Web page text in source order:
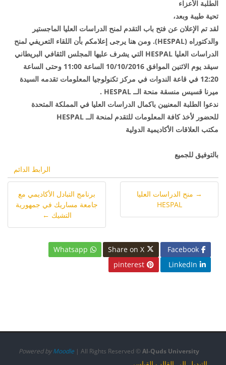
الطلبة الأعزاء
تحية طيبة وبعد،
لقد تم الإعلان عن فتح باب التقدم لمنح الدراسات العليا الماجستير
والدكتوراه (HESPAL). ومن هنا يرجى إعلامكم بأن اللقاء التعريفي لمنح
الدراسات العليا HESPAL التي يشرف عليها المجلس الثقافي البريطاني
سيقد يوم الاثنين الموافق 10/10/2016 الساعة 11:00 وحتى الساعة
12:20 في قاعة الندوات في مركز تكنولوجيا المعلومات تقدمه السيدة
ميرنا قسيس منسقة منحة الــ HESPAL .
ندعوا الطلبة المعنيين باكمال الدراسات العليا في المملكة المتحدة
للحضور لأخذ كافة المعلومات للتقدم لمنحة الــ HESPAL
مكتب العلاقات الأكاديمية الدولية
بالتوفيق للجميع
الرابط الدائم
→ منح الدراسات العليا
HESPAL
برنامج التبادل الأكاديمي مع
جامعة مساريك في جمهورية
التشيك ←
Facebook
Share on X
Whatsapp
LinkedIn
pinterest
Powered byMoodle | All Rights Reserved ©Al-Quds University